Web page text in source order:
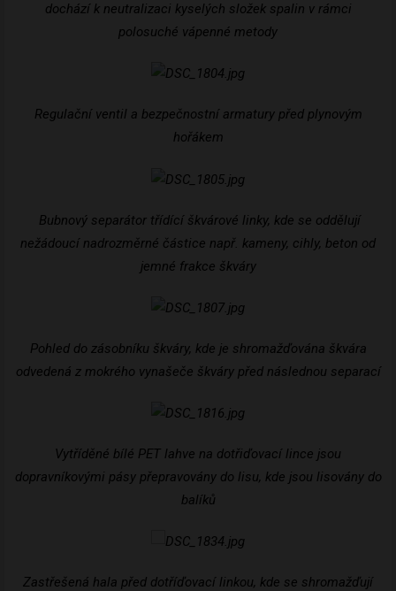
dochází k neutralizaci kyselých složek spalin v rámci
polosuché vápenné metody
Regulační ventil a bezpečnostní armatury před plynovým
hořákem
Bubnový separátor třídící škvárové linky, kde se oddělují
nežádoucí nadrozměrné částice např. kameny, cihly, beton od
jemné frakce škváry
Pohled do zásobníku škváry, kde je shromažďována škvára
odvedená z mokrého vynašeče škváry před následnou separací
Vytříděné bílé PET lahve na dotřiďovací lince jsou
dopravníkovými pásy přepravovány do lisu, kde jsou lisovány do
balíků
Zastřešená hala před dotříďovací linkou, kde se shromažďují